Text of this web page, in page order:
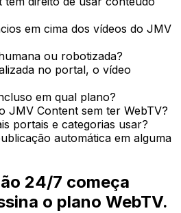
em cima dos vídeos do JMV
ou robotizada?
no portal, o vídeo
em qual plano?
JMV Content sem ter WebTV?
portais e categorias usar?
automática em alguma
24/7 começa
o plano WebTV.